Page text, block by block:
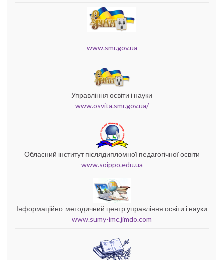
www.smr.gov.ua
Управління освіти і науки
www.osvita.smr.gov.ua/
Обласний інститут післядипломної педагогічної освіти
www.soippo.edu.ua
Інформаційно-методичний центр управління освіти і науки
www.sumy-imc.jimdo.com